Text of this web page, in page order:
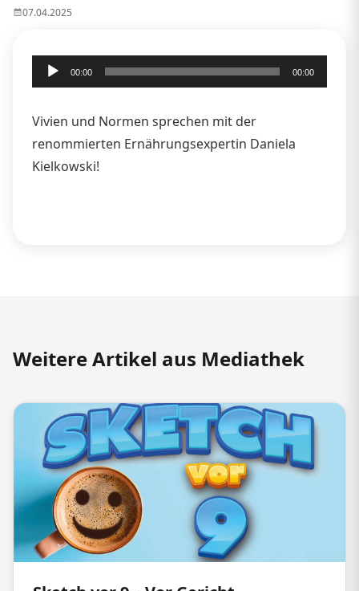
07.04.2025
Audio-
Player
00:00 00:00
Vivien und Normen sprechen mit der
renommierten Ernährungsexpertin Daniela
Kielkowski!
Weitere Artikel aus Mediathek